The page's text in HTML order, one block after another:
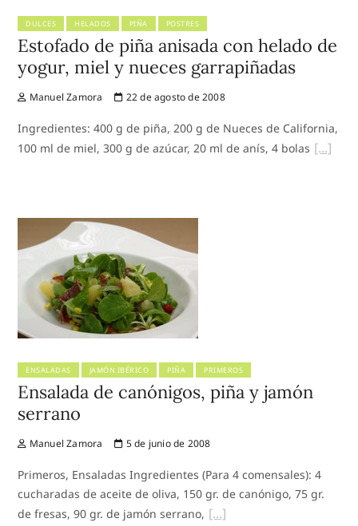
DULCES HELADOS PIÑA POSTRES
Estofado de piña anisada con helado de
yogur, miel y nueces garrapiñadas
Manuel Zamora 22 de agosto de 2008
Ingredientes: 400 g de piña, 200 g de Nueces de California,
100 ml de miel, 300 g de azúcar, 20 ml de anís, 4 bolas
ENSALADAS JAMÓN IBÉRICO PIÑA PRIMEROS
Ensalada de canónigos, piña y jamón
serrano
Manuel Zamora 5 de junio de 2008
Primeros, Ensaladas Ingredientes (Para 4 comensales): 4
cucharadas de aceite de oliva, 150 gr. de canónigo, 75 gr.
de fresas, 90 gr. de jamón serrano,